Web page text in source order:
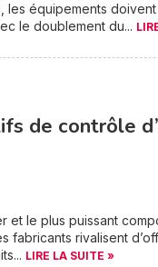
les équipements
le doublement du...
de contrôle
et le plus puissant
fabricants rivalisent
LIRE LA SUITE »